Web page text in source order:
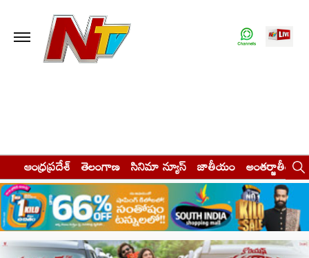
ఆంధ్రప్రదేశ్ తెలంగాణ సినిమా న్యూస్ జాతీయం అంతర్జాతీయం